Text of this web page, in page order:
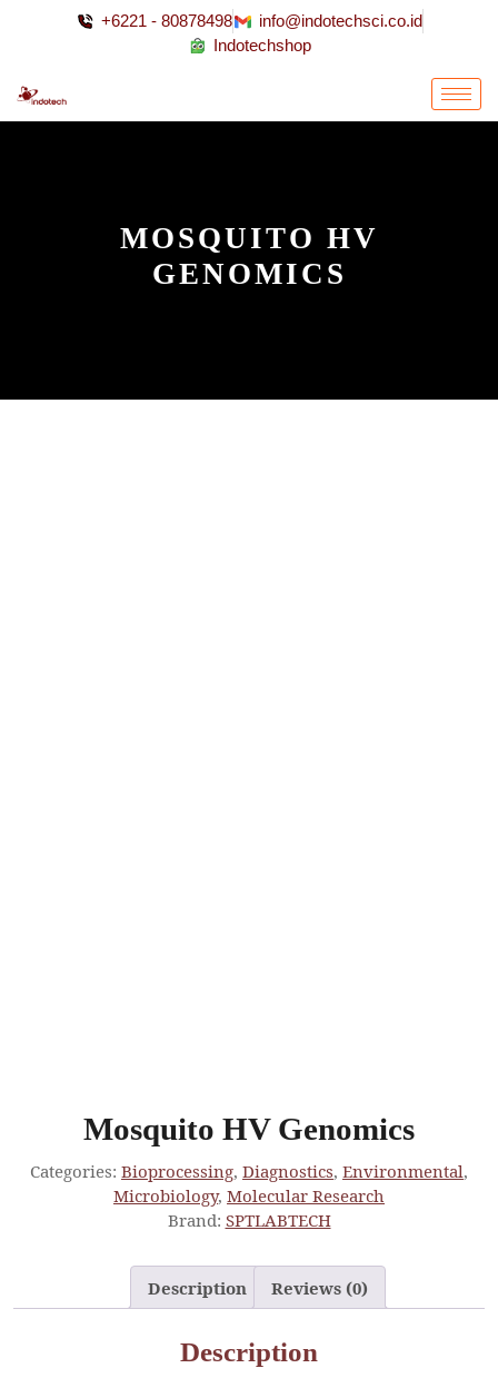
+6221 - 80878498
info@indotechsci.co.id
Indotechshop
MOSQUITO HV
GENOMICS
Mosquito HV Genomics
Categories: Bioprocessing, Diagnostics, Environmental,
Microbiology, Molecular Research
Brand: SPTLABTECH
Description Reviews (0)
Description